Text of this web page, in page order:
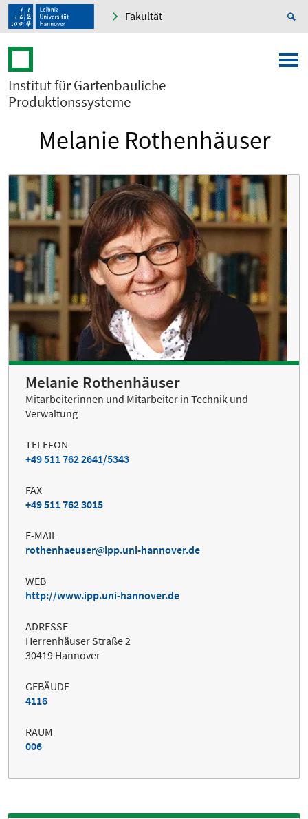
Fakultät
Institut für Gartenbauliche
Produktionssysteme
Melanie Rothenhäuser
Melanie Rothenhäuser
Mitarbeiterinnen und Mitarbeiter in Technik und
Verwaltung
TELEFON
+49 511 762 2641/5343
FAX
+49 511 762 3015
E-MAIL
rothenhaeuser
ipp.uni-hannover.de
WEB
http://www.ipp.uni-hannover.de
ADRESSE
Herrenhäuser Straße 2
30419 Hannover
GEBÄUDE
4116
RAUM
006